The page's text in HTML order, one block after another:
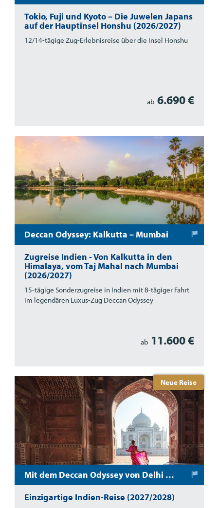
Tokio, Fuji und Kyoto – Die Juwelen Japans
auf der Hauptinsel Honshu (2026/2027)
12/14-tägige Zug-Erlebnisreise über die Insel Honshu
ab 6.690 €
Deccan Odyssey: Kalkutta – Mumbai
Zugreise Indien - Von Kalkutta in den
Himalaya, vom Taj Mahal nach Mumbai
(2026/2027)
15-tägige Sonderzugreise in Indien mit 8-tägiger Fahrt
im legendären Luxus-Zug Deccan Odyssey
ab 11.600 €
Mit dem Deccan Odyssey von Delhi durch das Land der Maharadschas bis nach Mumbai
Neue Reise
Einzigartige Indien-Reise (2027/2028)